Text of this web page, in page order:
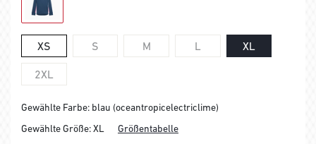
XS S M L XL
2XL
Gewählte Farbe: blau (oceantropicelectriclime)
Gewählte Größe:XL Größentabelle